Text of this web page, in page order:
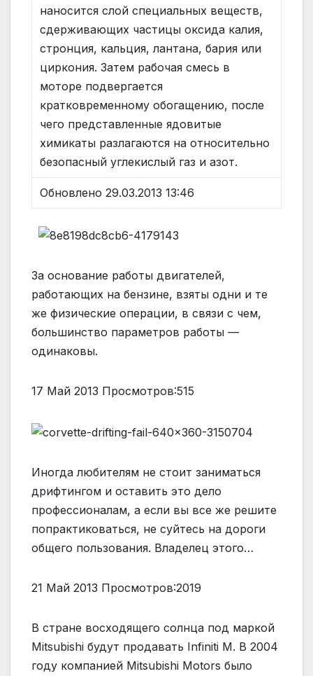
наносится слой специальных веществ,
сдерживающих частицы оксида калия,
стронция, кальция, лантана, бария или
циркония. Затем рабочая смесь в
моторе подвергается
кратковременному обогащению, после
чего представленные ядовитые
химикаты разлагаются на относительно
безопасный углекислый газ и азот.
Обновлено 29.03.2013 13:46
За основание работы двигателей,
работающих на бензине, взяты одни и те
же физические операции, в связи с чем,
большинство параметров работы —
одинаковы.
17 Май 2013 Просмотров:515
Иногда любителям не стоит заниматься
дрифтингом и оставить это дело
профессионалам, а если вы все же решите
попрактиковаться, не суйтесь на дороги
общего пользования. Владелец этого…
21 Май 2013 Просмотров:2019
В стране восходящего солнца под маркой
Mitsubishi будут продавать Infiniti M. В 2004
году компанией Mitsubishi Motors было